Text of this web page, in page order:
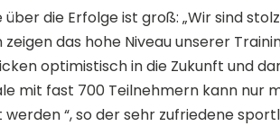
über die Erfolge ist groß: „Wir sind
zeigen das hohe Niveau unserer
optimistisch in die Zukunft und
mit fast 700 Teilnehmern kann nur
“, so der sehr zufriedene